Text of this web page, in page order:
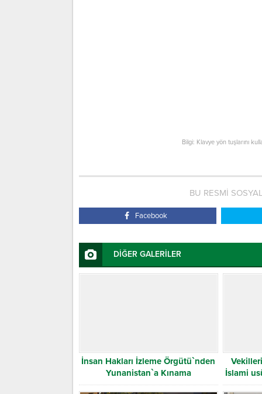
Bilgi: Klavye yön tuşlarını
BU RESMİ
Facebook
DİĞER GALERİLER
İnsan Hakları İzleme Örgütü`nden
Yunanistan`a Kınama
İslami